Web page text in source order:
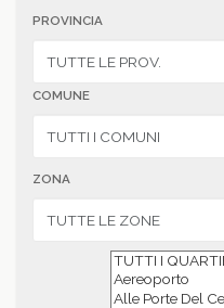
PROVINCIA
COMUNE
ZONA